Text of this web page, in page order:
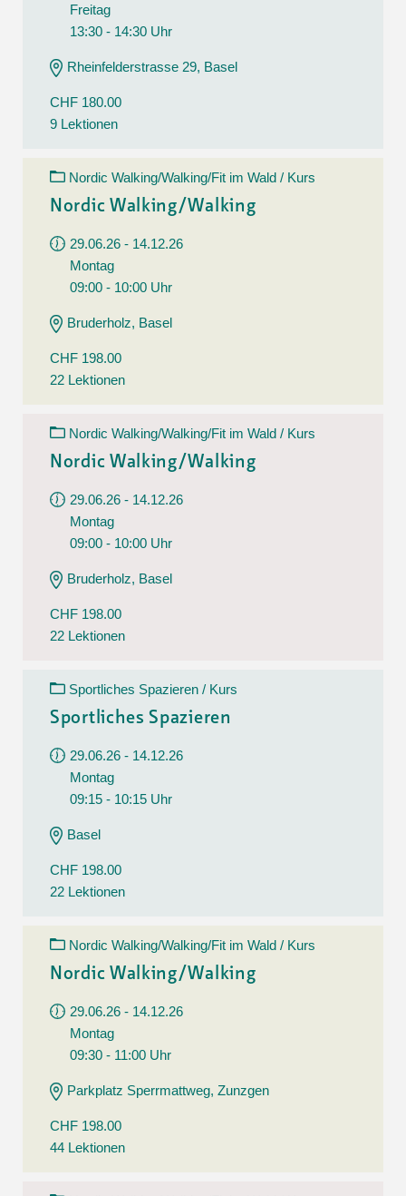
Freitag
13:30 - 14:30 Uhr
Rheinfelderstrasse 29, Basel
CHF 180.00
9 Lektionen
Nordic Walking/Walking/Fit im Wald / Kurs
Nordic Walking/Walking
29.06.26 - 14.12.26
Montag
09:00 - 10:00 Uhr
Bruderholz, Basel
CHF 198.00
22 Lektionen
Nordic Walking/Walking/Fit im Wald / Kurs
Nordic Walking/Walking
29.06.26 - 14.12.26
Montag
09:00 - 10:00 Uhr
Bruderholz, Basel
CHF 198.00
22 Lektionen
Sportliches Spazieren / Kurs
Sportliches Spazieren
29.06.26 - 14.12.26
Montag
09:15 - 10:15 Uhr
Basel
CHF 198.00
22 Lektionen
Nordic Walking/Walking/Fit im Wald / Kurs
Nordic Walking/Walking
29.06.26 - 14.12.26
Montag
09:30 - 11:00 Uhr
Parkplatz Sperrmattweg, Zunzgen
CHF 198.00
44 Lektionen